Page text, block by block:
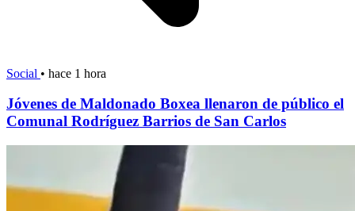
Social • hace 1 hora
Jóvenes de Maldonado Boxea llenaron de público el
Comunal Rodríguez Barrios de San Carlos